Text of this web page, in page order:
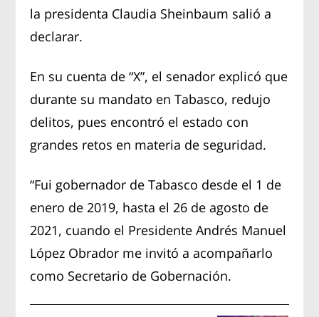
la presidenta Claudia Sheinbaum salió a
declarar.
En su cuenta de “X”, el senador explicó que
durante su mandato en Tabasco, redujo
delitos, pues encontró el estado con
grandes retos en materia de seguridad.
“Fui gobernador de Tabasco desde el 1 de
enero de 2019, hasta el 26 de agosto de
2021, cuando el Presidente Andrés Manuel
López Obrador me invitó a acompañarlo
como Secretario de Gobernación.